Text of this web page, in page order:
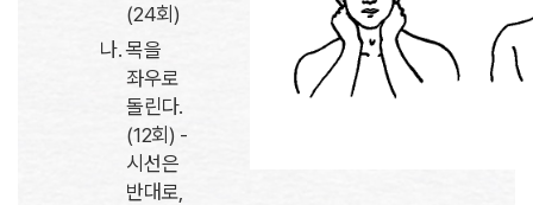
(24회)
목을
좌우로
돌린다.
(12회) -
시선은
반대로,